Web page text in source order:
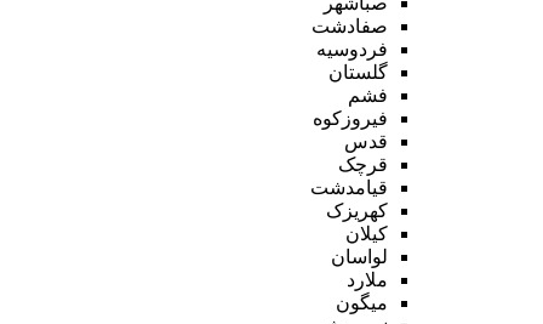
صفادشت
فردوسیه
گلستان
فشم
فیروزکوه
قدس
قرچک
قیامدشت
کهریزک
کیلان
لواسان
ملارد
میگون